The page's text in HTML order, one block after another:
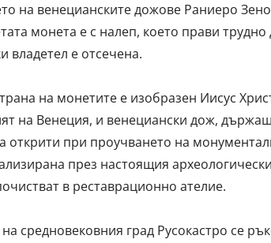
на венецианските дожове Раниеро
монета е с налеп, което прави
владетел е отсечена.
на монетите е изобразен Иисус
на Венеция, и венециански дож,
открити при проучването на
през настоящия
в реставрационно ателие.
средновековния град Русокастро се